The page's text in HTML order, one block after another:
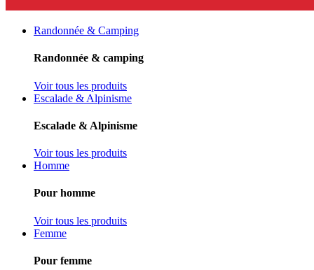
Randonnée & Camping
Randonnée & camping
Voir tous les produits
Escalade & Alpinisme
Escalade & Alpinisme
Voir tous les produits
Homme
Pour homme
Voir tous les produits
Femme
Pour femme